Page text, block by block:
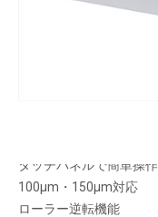
タッチパネルで簡単操作
100μm・150μm対応
ローラー逆転機能